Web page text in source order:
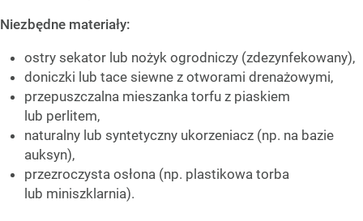
Niezbędne materiały:
ostry sekator lub nożyk ogrodniczy (zdezynfekowany),
doniczki lub tace siewne z otworami drenażowymi,
przepuszczalna mieszanka torfu z piaskiem
lub perlitem,
naturalny lub syntetyczny ukorzeniacz (np. na bazie
auksyn),
przezroczysta osłona (np. plastikowa torba
lub miniszklarnia).